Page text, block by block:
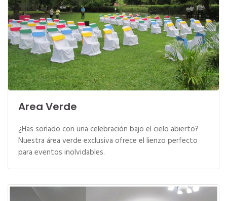
Area Verde
¿Has soñado con una celebración bajo el cielo abierto?
Nuestra área verde exclusiva ofrece el lienzo perfecto
para eventos inolvidables.